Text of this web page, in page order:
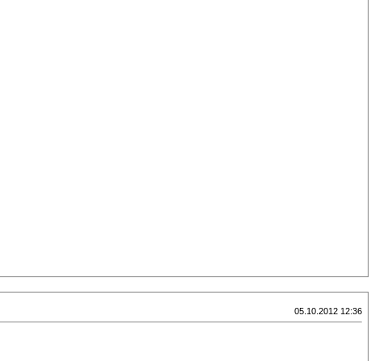
05.10.2012 12:36